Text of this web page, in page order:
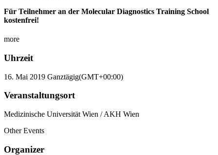
Für Teilnehmer an der Molecular Diagnostics Training School
kostenfrei!
more
Uhrzeit
16. Mai 2019 Ganztägig(GMT+00:00)
Veranstaltungsort
Medizinische Universität Wien / AKH Wien
Other Events
Organizer